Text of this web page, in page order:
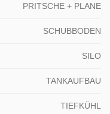
PRITSCHE + PLANE
SCHUBBODEN
SILO
TANKAUFBAU
TIEFKÜHL